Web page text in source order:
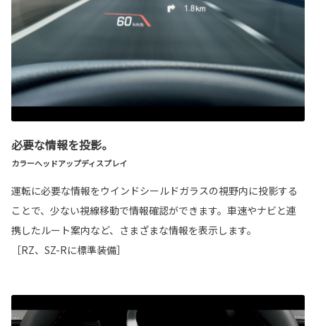
必要な情報を投影。
カラーへッドアップディスプレイ
運転に必要な情報をウインドシールドガラスの視野内に投影する
ことで、少ない視線移動で情報確認ができます。車速やナビと連
携したルート案内など、さまざまな情報を表示します。
［RZ、SZ-Rに標準装備］